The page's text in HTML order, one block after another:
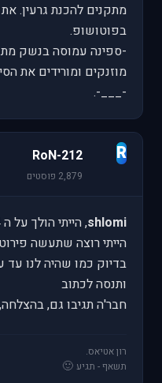
מתקנים להכנת גרעין.
בפוטושופ.
-ספינה עמוסה בנשק
מוזנקים ומורידים את
-___-.
R
RoN-212
2,879 פוסטים
shlomi, הייתי הולך על ה 4 ,
הייתי רוצה שתעשה
בדיוק כמו שהיה לנו
ותנסה לכתוב
חבר'ה תגיבו גם, בהצלחה,
רון אטיאס.
תשאף - תגיע 🙂